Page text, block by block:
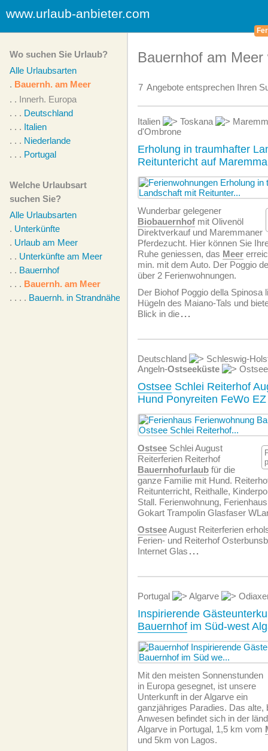
www.urlaub-anbieter.com
Wo suchen Sie Urlaub?
Alle Urlaubsarten
. Bauernh. am Meer
. . Innerh. Europa
. . . Deutschland
. . . Italien
. . . Niederlande
. . . Portugal
Welche Urlaubsart
suchen Sie?
Alle Urlaubsarten
. Unterkünfte
. Urlaub am Meer
. . Unterkünfte am Meer
. . Bauernhof
. . . Bauernh. am Meer
. . . . Bauernh. in Strandnähe
Bauernhof am Meer
7 Angebote entsprechen Ihren
Italien Toskana
d'Ombrone
Erholung in traumhafter
Reituntericht auf
Wunderbar gelegener
Biobauernhof mit Olivenöl
Direktverkauf und Maremmaner
Pferdezucht. Hier können Sie
Ruhe geniessen, das Meer
min. mit dem Auto. Der Poggio
über 2 Ferien­wohnungen.
Der Biohof Poggio della Spinosa
Hügeln des Maiano-Tals und
Blick in die...
Deutschland
Schleswig-
Angeln-Ostseeküste
Ostsee Schlei Reiterhof
Hund Ponyreiten FeWo
Ostsee Schlei August
Reiterferien Reiterhof
Bauernhofurlaub für die
ganze Familie mit Hund.
Reitunterricht, Reithalle,
Stall. Ferien­wohnung,
Gokart Trampolin Glasfaser
OstseeAugust Reiterferien
Ferien- und Reiterhof
Internet Glas ...
Portugal Algarve
Inspirierende
Bauernhof im Süd-west
Mit den meisten Sonnenstunden
in Europa gesegnet, ist unsere
Unterkunft in der Algarve ein
ganzjähriges Paradies. Das alte,
Anwesen befindet sich in der
Algarve in Portugal, 1,5 km vom
und 5km von Lagos.